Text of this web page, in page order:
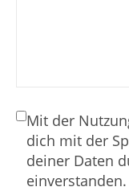
Mit der
dich mit der
deiner Daten
einverstanden.